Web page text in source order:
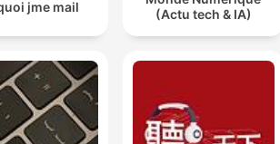
jme mail
(Actu tech & IA)